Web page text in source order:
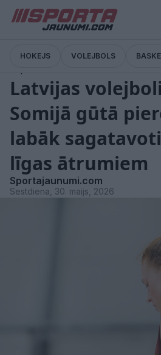
HOKEJS VOLEJBOLS
Latvijas
Somijā gūtā
labāk
līgas ātrumiem
Sportajaunumi.com
Sestdiena, 30. maijs, 2026